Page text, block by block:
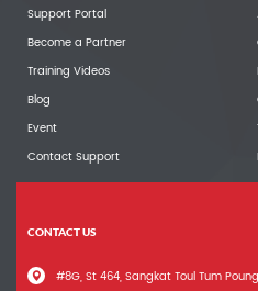
Support Portal
Become a Partner
Training Videos
Blog
Event
Contact Support
CONTACT US
#8G, St 464, Sangkat Toul Tum